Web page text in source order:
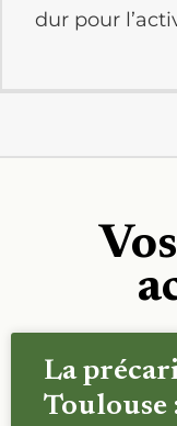
dur pour
La
Toulouse